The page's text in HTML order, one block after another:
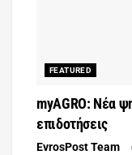
FEATURED
myAGRO: Νέα
επιδοτήσεις
EvrosPost Team